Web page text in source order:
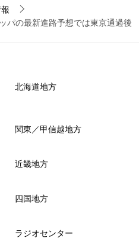
パの最新進路予想では東京通過後
北海道地方
関東／甲信越地方
近畿地方
四国地方
ラジオセンター